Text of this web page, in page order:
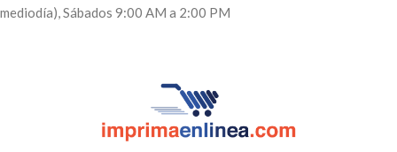
mediodía), Sábados 9:00 AM a 2:00 PM